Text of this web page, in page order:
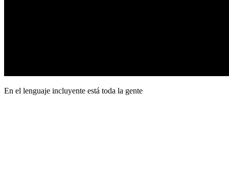
En el lenguaje incluyente está toda la gente